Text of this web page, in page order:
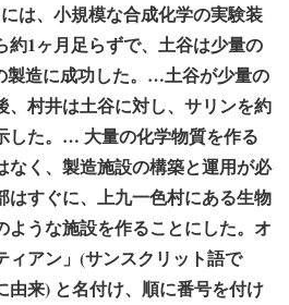
は、小規模な合成化学の実験装
約1ヶ月足らずで、土谷は少量の
製造に成功した。…土谷が少量の
、村井は土谷に対し、サリンを約
した。… 大量の化学物質を作る
なく、製造施設の構築と運用が必
はすぐに、上九一色村にある生物
ような施設を作ることにした。オ
ィアン」(サンスクリット語で
由来) と名付け、順に番号を付け